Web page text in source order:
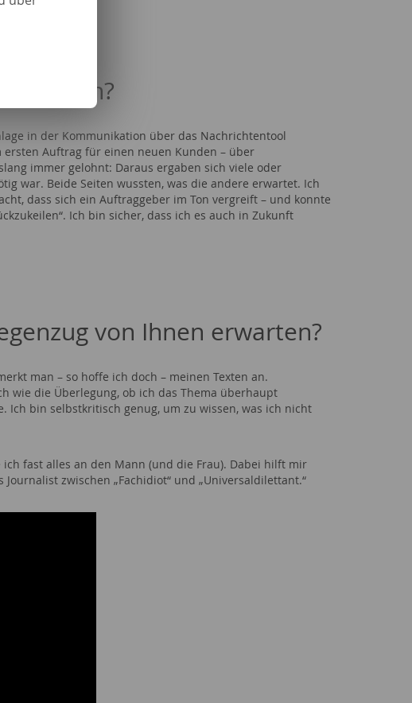
in der Kommunikation über das Nachrichtentool
Auftrag für einen neuen Kunden – über
immer gelohnt: Daraus ergaben sich viele oder
war. Beide Seiten wussten, was die andere erwartet. Ich
dass sich ein Auftraggeber im Ton vergreift – und konnte
Ich bin sicher, dass ich es auch in Zukunft
von Ihnen erwarten?
man – so hoffe ich doch – meinen Texten an.
wie die Überlegung, ob ich das Thema überhaupt
Ich bin selbstkritisch genug, um zu wissen, was ich nicht
fast alles an den Mann (und die Frau). Dabei hilft mir
zwischen „Fachidiot“ und „Universaldilettant.“